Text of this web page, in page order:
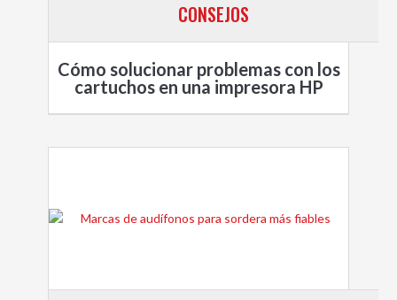
CONSEJOS
Cómo solucionar problemas con los
cartuchos en una impresora HP